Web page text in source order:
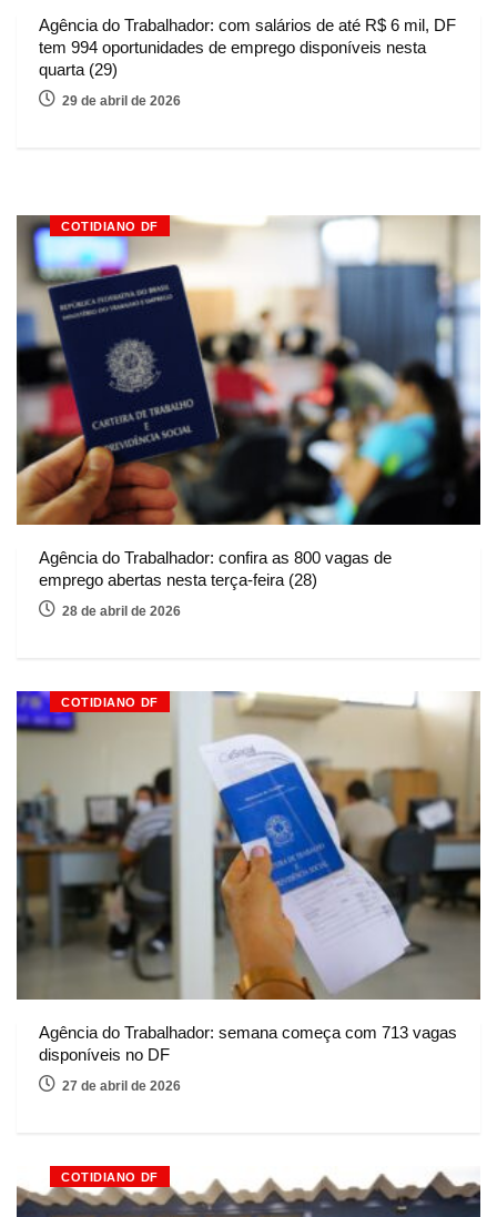
Agência do Trabalhador: com salários de até R$ 6 mil, DF
tem 994 oportunidades de emprego disponíveis nesta
quarta (29)
29 de abril de 2026
COTIDIANO DF
Agência do Trabalhador: confira as 800 vagas de
emprego abertas nesta terça-feira (28)
28 de abril de 2026
COTIDIANO DF
Agência do Trabalhador: semana começa com 713 vagas
disponíveis no DF
27 de abril de 2026
COTIDIANO DF